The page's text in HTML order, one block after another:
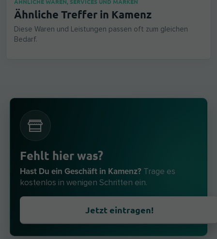
Ähnliche Treffer in Kamenz
Diese Waren und Leistungen passen oft zum gleichen
Bedarf.
Fehlt hier was?
Hast Du ein Geschäft in Kamenz? Trage es
kostenlos in wenigen Schritten ein.
Jetzt eintragen!